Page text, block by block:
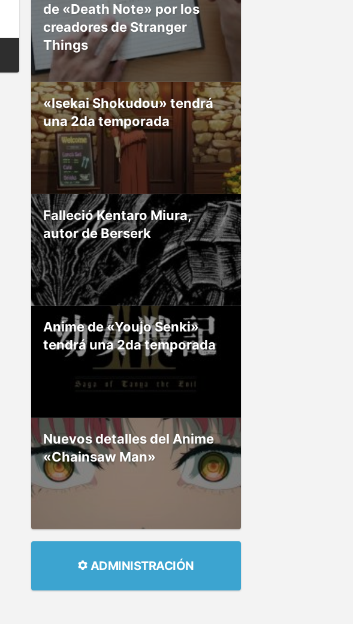
de «Death Note» por los
creadores de Stranger
Things
«Isekai Shokudou» tendrá
una 2da temporada
Falleció Kentaro Miura,
autor de Berserk
Anime de «Youjo Senki»
tendrá una 2da temporada
Nuevos detalles del Anime
«Chainsaw Man»
ADMINISTRACIÓN